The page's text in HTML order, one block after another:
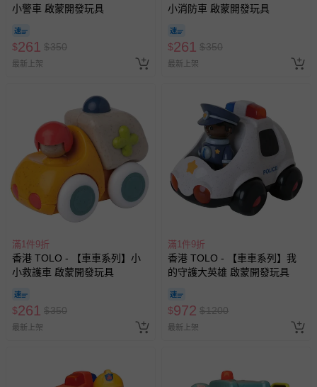
小警車 啟蒙開發玩具
$261 $350
最新上架
小消防車 啟蒙開發玩具
$261 $350
最新上架
滿1件9折
香港 TOLO - 【車車系列】小
小救護車 啟蒙開發玩具
$261 $350
最新上架
滿1件9折
香港 TOLO - 【車車系列】我
的守護大英雄 啟蒙開發玩具
$972 $1200
最新上架